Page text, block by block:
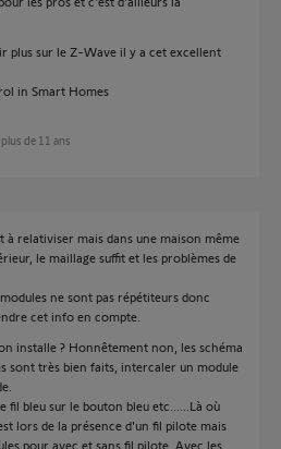
plus sur le Z-Wave il y a cet excellent
in Smart Homes
plus de 11 ans
à relativiser mais dans une maison même
le maillage suffit et les problèmes de
ne sont pas répétiteurs donc
cet info en compte.
installe ? Honnêtement non, les schéma
sont très bien faits, intercaler un module
fil bleu sur le bouton bleu etc......Là où
lors de la présence d'un fil pilote mais
pour avec et sans fil pilote. Avec les